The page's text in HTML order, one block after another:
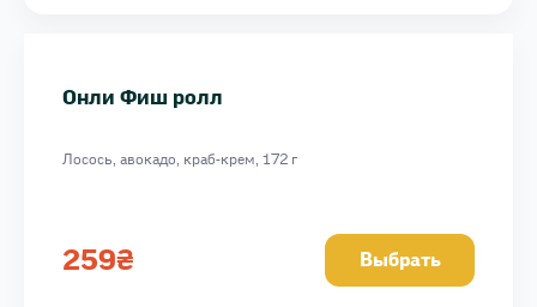
Онли Фиш ролл
Лосось, авокадо, краб-крем, 172 г
259₴ Выбрать